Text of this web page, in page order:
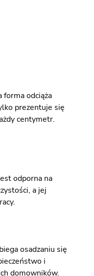
odciąża
prezentuje się
centymetr.
odporna na
a jej
osadzaniu się
i
domowników.